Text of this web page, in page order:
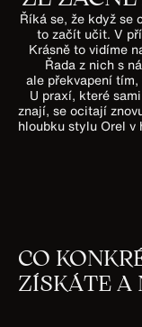
Říká se, že když se
to začít učit. V
Krásně to vidíme
Řada z nich s
ale překvapení tím,
U praxí, které
znají, se ocitají
hloubku stylu Orel v
CO
ZÍSKÁTE A